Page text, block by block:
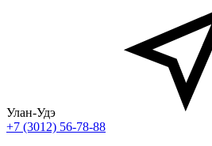
Улан-Удэ
+7 (3012) 56-78-88